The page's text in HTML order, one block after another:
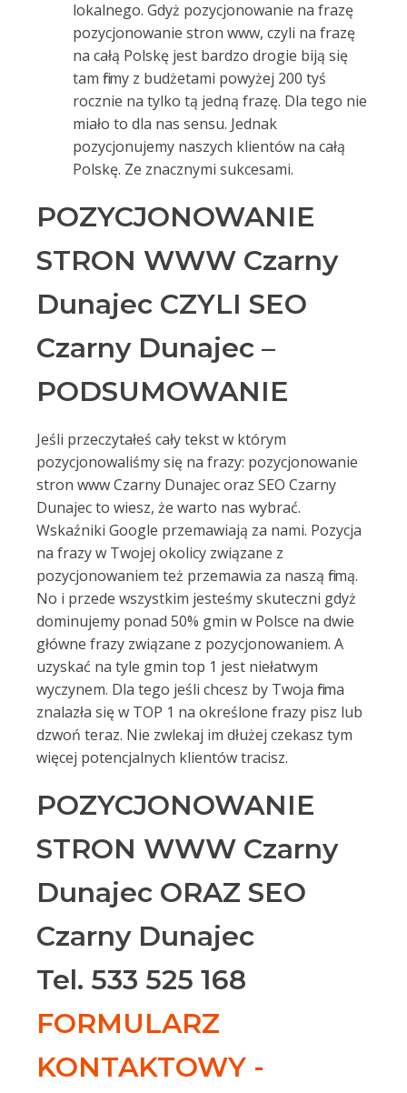
lokalnego. Gdyż pozycjonowanie na frazę
pozycjonowanie stron www, czyli na frazę
na całą Polskę jest bardzo drogie biją się
tam firmy z budżetami powyżej 200 tyś
rocznie na tylko tą jedną frazę. Dla tego nie
miało to dla nas sensu. Jednak
pozycjonujemy naszych klientów na całą
Polskę. Ze znacznymi sukcesami.
POZYCJONOWANIE
STRON WWW Czarny
Dunajec CZYLI SEO
Czarny Dunajec –
PODSUMOWANIE
Jeśli przeczytałeś cały tekst w którym
pozycjonowaliśmy się na frazy: pozycjonowanie
stron www Czarny Dunajec oraz SEO Czarny
Dunajec to wiesz, że warto nas wybrać.
Wskaźniki Google przemawiają za nami. Pozycja
na frazy w Twojej okolicy związane z
pozycjonowaniem też przemawia za naszą firmą.
No i przede wszystkim jesteśmy skuteczni gdyż
dominujemy ponad 50% gmin w Polsce na dwie
główne frazy związane z pozycjonowaniem. A
uzyskać na tyle gmin top 1 jest niełatwym
wyczynem. Dla tego jeśli chcesz by Twoja firma
znalazła się w TOP 1 na określone frazy pisz lub
dzwoń teraz. Nie zwlekaj im dłużej czekasz tym
więcej potencjalnych klientów tracisz.
POZYCJONOWANIE
STRON WWW Czarny
Dunajec ORAZ SEO
Czarny Dunajec
Tel. 533 525 168
FORMULARZ
KONTAKTOWY -